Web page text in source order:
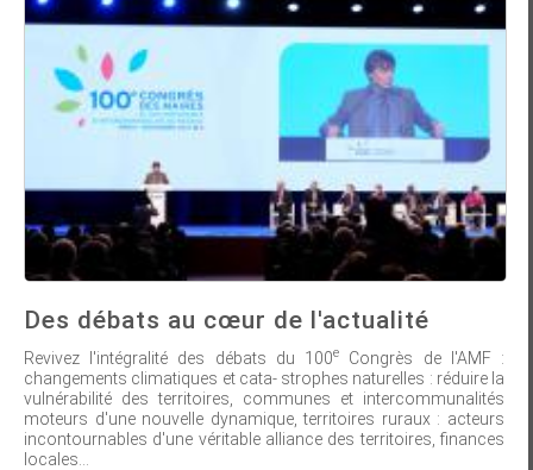
Des débats au cœur de l'actualité
Revivez l'intégralité des débats du 100e Congrès de l'AMF :
changements climatiques et cata- strophes naturelles : réduire la
vulnérabilité des territoires, communes et intercommunalités
moteurs d'une nouvelle dynamique, territoires ruraux : acteurs
incontournables d'une véritable alliance des territoires, finances
locales…